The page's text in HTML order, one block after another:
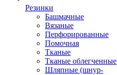
Резинки
Башмачные
Вязаные
Перфорированные
Помочная
Тканые
Тканые облегченные
Шляпные (шнур-